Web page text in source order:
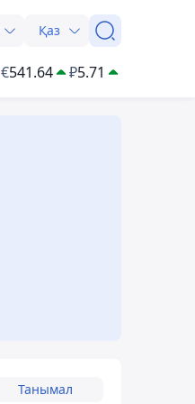
Қаз
€541.64 ₽5.71
Танымал